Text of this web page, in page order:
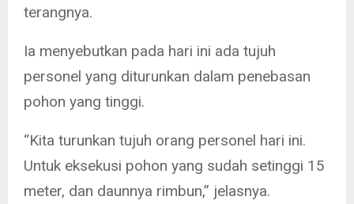
terangnya.
Ia menyebutkan pada hari ini ada tujuh
personel yang diturunkan dalam penebasan
pohon yang tinggi.
“Kita turunkan tujuh orang personel hari ini.
Untuk eksekusi pohon yang sudah setinggi 15
meter, dan daunnya rimbun,” jelasnya.